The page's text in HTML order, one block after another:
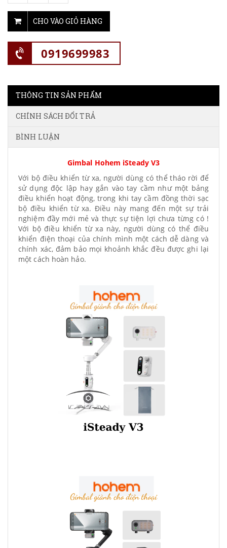
CHO VÀO GIỎ HÀNG
0919699983
THÔNG TIN SẢN PHẨM
CHÍNH SÁCH ĐỔI TRẢ
BÌNH LUẬN
Gimbal Hohem iSteady V3
Với bộ điều khiển từ xa, người dùng có thể tháo rời để
sử dụng độc lập hay gắn vào tay cầm như một bảng
điều khiển hoạt động, trong khi tay cầm đồng thời sạc
bộ điều khiển từ xa. Điều này mang đến một sự trải
nghiệm đầy mới mẻ và thực sự tiện lợi chưa từng có !
Với bộ điều khiển từ xa này, người dùng có thể điều
khiển điện thoại của chính mình một cách dễ dàng và
chính xác, đảm bảo mọi khoảnh khắc đều được ghi lại
một cách hoàn hảo.